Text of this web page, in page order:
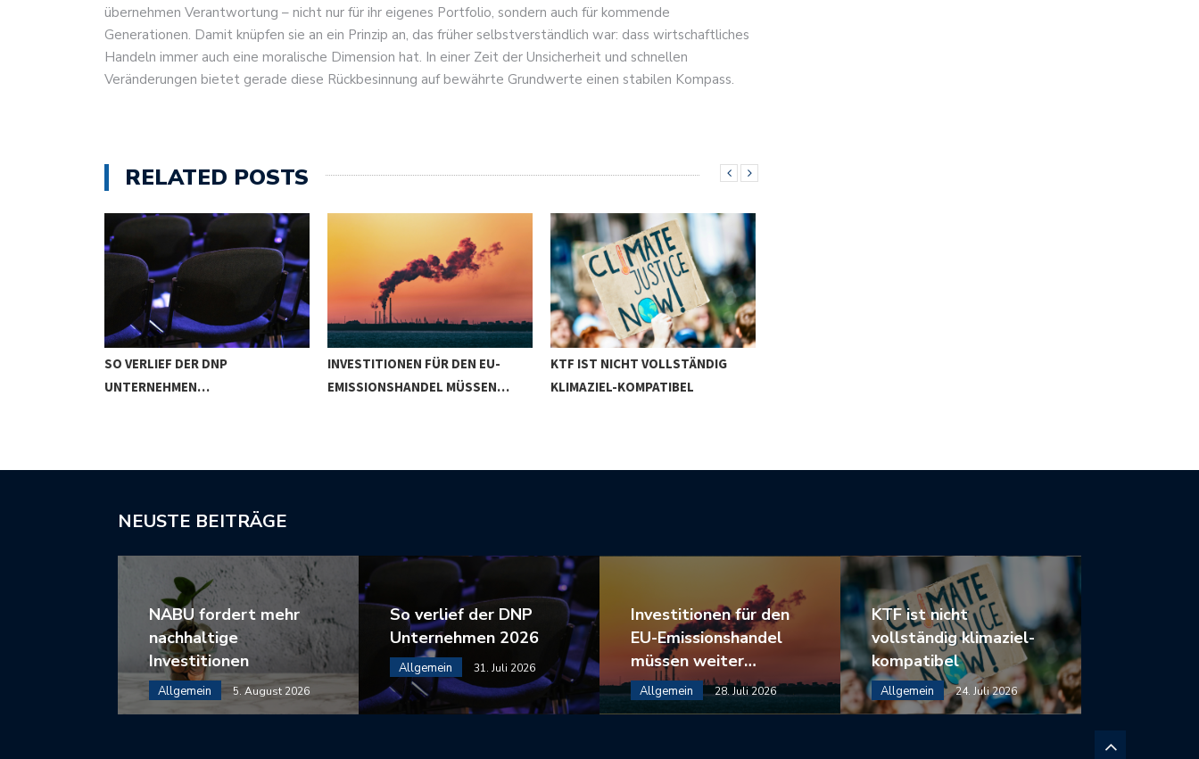
übernehmen Verantwortung – nicht nur für ihr eigenes Portfolio, sondern auch für kommende
Generationen. Damit knüpfen sie an ein Prinzip an, das früher selbstverständlich war: dass wirtschaftliches
Handeln immer auch eine moralische Dimension hat. In einer Zeit der Unsicherheit und schnellen
Veränderungen bietet gerade diese Rückbesinnung auf bewährte Grundwerte einen stabilen Kompass.
RELATED POSTS
SO VERLIEF DER DNP
UNTERNEHMEN…
INVESTITIONEN FÜR DEN EU-
EMISSIONSHANDEL MÜSSEN…
KTF IST NICHT VOLLSTÄNDIG
KLIMAZIEL-KOMPATIBEL
NEUSTE BEITRÄGE
NABU fordert mehr
nachhaltige
Investitionen
Allgemein 5. August 2026
So verlief der DNP
Unternehmen 2026
Allgemein 31. Juli 2026
Investitionen für den
EU-Emissionshandel
müssen weiter…
Allgemein 28. Juli 2026
KTF ist nicht
vollständig klimaziel-
kompatibel
Allgemein 24. Juli 2026